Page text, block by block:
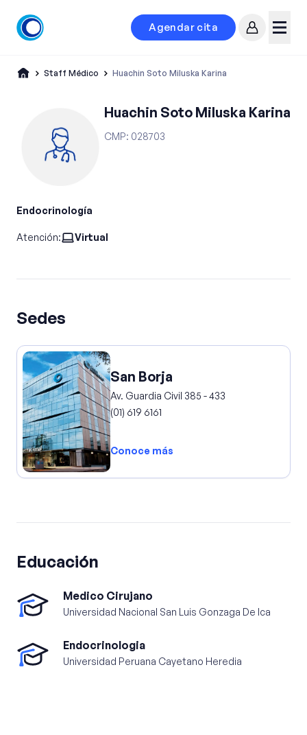
Agendar cita
Staff Médico Huachin Soto Miluska Karina
Huachin Soto Miluska Karina
CMP: 028703
Endocrinología
Atención: Virtual
Sedes
San Borja
Av. Guardia Civil 385 - 433
(01) 619 6161
Conoce más
Educación
Medico Cirujano
Universidad Nacional San Luis Gonzaga De Ica
Endocrinologia
Universidad Peruana Cayetano Heredia